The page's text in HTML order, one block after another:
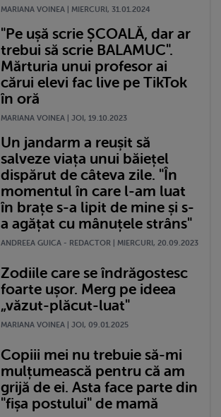
MARIANA VOINEA | MIERCURI, 31.01.2024
"Pe ușă scrie ȘCOALĂ, dar ar
trebui să scrie BALAMUC".
Mărturia unui profesor ai
cărui elevi fac live pe TikTok
în oră
MARIANA VOINEA | JOI, 19.10.2023
Un jandarm a reușit să
salveze viața unui băiețel
dispărut de câteva zile. "În
momentul în care l-am luat
în brațe s-a lipit de mine și s-
a agățat cu mânuțele strâns"
ANDREEA GUICA - REDACTOR | MIERCURI, 20.09.2023
Zodiile care se îndrăgostesc
foarte ușor. Merg pe ideea
„văzut-plăcut-luat"
MARIANA VOINEA | JOI, 09.01.2025
Copiii mei nu trebuie să-mi
mulțumească pentru că am
grijă de ei. Asta face parte din
"fișa postului" de mamă